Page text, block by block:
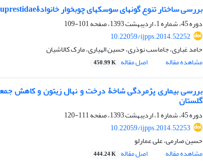
بررسی ساختار تنوع گونه‏ای سوسک‏های چوبخوار خانوادۀBuprestidae در جنگل‏های استان کردستان
دوره 45، شماره 1، اردیبهشت 1393، صفحه
101-109
10.22059/ijpps.2014.52252
حامد غباری، جاماسب نوذری، حسین الهیاری، مارک کالاشیان
مشاهده مقاله
اصل مقاله 450.99 K
گلستان
دوره 45، شماره 1، اردیبهشت 1393، صفحه
111-120
10.22059/ijpps.2014.52253
حسین صارمی، علی عمارلو
مشاهده مقاله
اصل مقاله 444.24 K